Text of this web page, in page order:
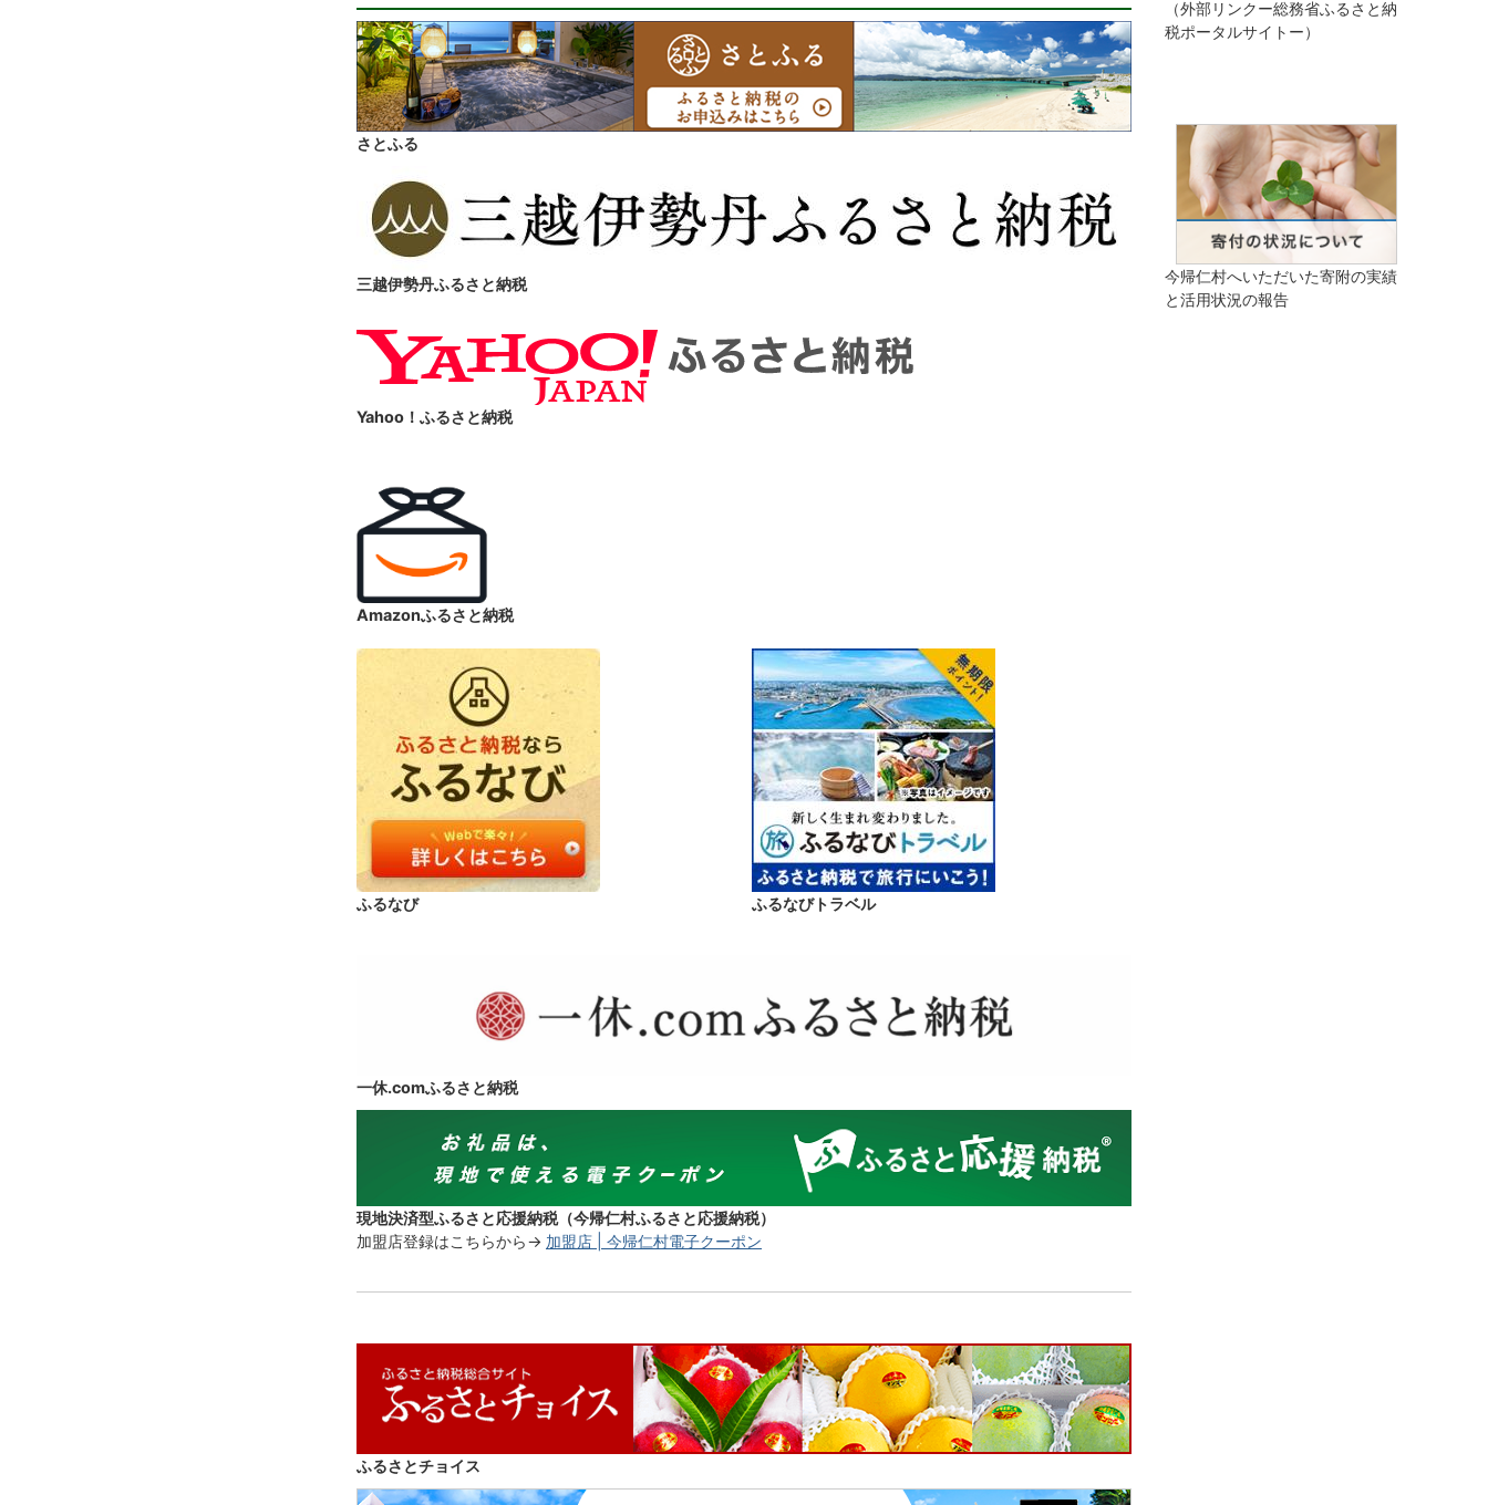
さとふる
三越伊勢丹ふるさと納税
Yahoo！ふるさと納税
Amazonふるさと納税
ふるなび ふるなびトラベル
一休.comふるさと納税
現地決済型ふるさと応援納税（今帰仁村ふるさと応援納税）
加盟店登録はこちらから→ 加盟店 | 今帰仁村電子クーポン
ふるさとチョイス
（外部リンクー総務省ふるさと納
税ポータルサイトー）
今帰仁村へいただいた寄附の実績
と活用状況の報告